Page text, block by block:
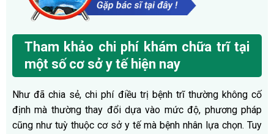
Tham khảo chi phí khám chữa trĩ tại
một số cơ sở y tế hiện nay
Như đã chia sẻ, chi phí điều trị bệnh trĩ thường không cố
định mà thường thay đổi dựa vào mức độ, phương pháp
cũng như tuỳ thuộc cơ sở y tế mà bệnh nhân lựa chọn. Tuy